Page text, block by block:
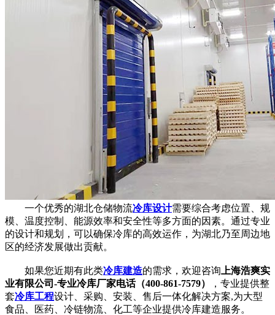
一个优秀的湖北仓储物流冷库设计需要综合考虑位置、规
模、温度控制、能源效率和安全性等多方面的因素。通过专业
的设计和规划，可以确保冷库的高效运作，为湖北乃至周边地
区的经济发展做出贡献。
如果您近期有此类冷库建造的需求，欢迎咨询 上海浩爽实
业有限公司-专业冷库厂家电话（400-861-7579）
，专业提供整
套冷库工程设计、采购、安装、售后一体化解决方案,为大型
食品、医药、冷链物流、化工等企业提供冷库建造服务。